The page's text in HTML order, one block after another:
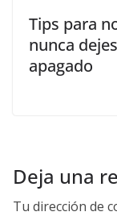
Tips para
nunca
apagado
Deja una
Tu dirección de